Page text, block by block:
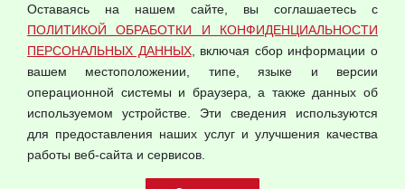
© 2026 ООО "Феникс"
Согласием на обработку персональных данных
Оферта оптовой купли-продажи
Публичная оферта
Оставаясь на нашем сайте, вы соглашаетесь с
ПОЛИТИКОЙ ОБРАБОТКИ И КОНФИДЕНЦИАЛЬНОСТИ
ПЕРСОНАЛЬНЫХ ДАННЫХ, включая сбор информации о
вашем местоположении, типе, языке и версии
операционной системы и браузера, а также данных об
используемом устройстве. Эти сведения используются
для предоставления наших услуг и улучшения качества
работы веб-сайта и сервисов.